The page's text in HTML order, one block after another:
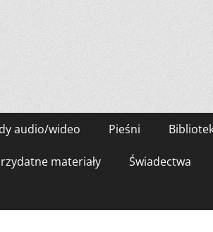
audio/wideo Pieśni
materiały Świadectwa